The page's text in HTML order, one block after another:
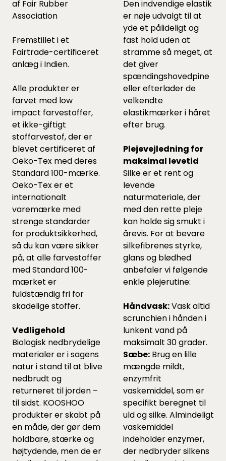
af Fair Rubber
Association
Fremstillet i et
Fairtrade-certificeret
anlæg i Indien.
Alle produkter er
farvet med low
impact farvestoffer,
et ikke-giftigt
stoffarvestof, der er
blevet certificeret af
Oeko-Tex med deres
Standard 100-mærke.
Oeko-Tex er et
internationalt
varemærke med
strenge standarder
for produktsikkerhed,
så du kan være sikker
på, at alle farvestoffer
med Standard 100-
mærket er
fuldstændig fri for
skadelige stoffer.
Vedligehold
Biologisk nedbrydelige
materialer er i sagens
natur i stand til at blive
nedbrudt og
returneret til jorden –
til sidst. KOOSHOO
produkter er skabt på
en måde, der gør dem
holdbare, stærke og
højtydende, men de er
Den indvendige elastik
er nøje udvalgt til at
yde et pålideligt og
fast hold uden at
stramme så meget, at
det giver
spændingshovedpine
eller efterlader de
velkendte
elastikmærker i håret
efter brug.
Plejevejledning for
maksimal levetid
Silke er et rent og
levende
naturmateriale, der
med den rette pleje
kan holde sig smukt i
årevis. For at bevare
silkefibrenes styrke,
glans og blødhed
anbefaler vi følgende
enkle plejerutine:
Håndvask:Vask altid
scrunchien i hånden i
lunkent vand på
maksimalt 30 grader.
Sæbe: Brug en lille
mængde mildt,
enzymfrit
vaskemiddel, som er
specifikt beregnet til
uld og silke. Almindeligt
vaskemiddel
indeholder enzymer,
der nedbryder silkens